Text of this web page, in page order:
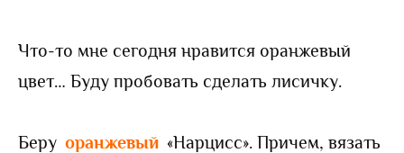
Что-то мне сегодня нравится оранжевый
цвет… Буду пробовать сделать лисичку.
Беру оранжевый «Нарцисс». Причем, вязать